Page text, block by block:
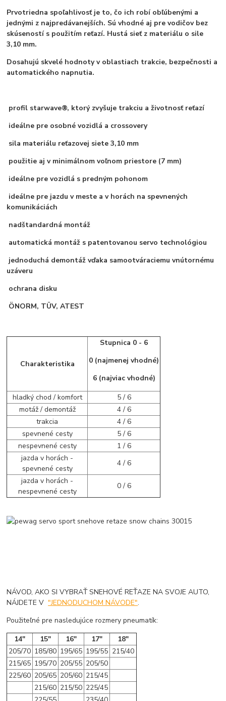
Prvotriedna spoľahlivosť je to, čo ich robí obľúbenými a
jednými z najpredávanejších. Sú vhodné aj pre vodičov bez
skúseností s použitím reťazí. Hustá sieť z materiálu o sile
3,10 mm.
Dosahujú skvelé hodnoty v oblastiach trakcie, bezpečnosti a
automatického napnutia.
profil starwave®, ktorý zvyšuje trakciu a životnosť reťazí
ideálne pre osobné vozidlá a crossovery
sila materiálu reťazovej siete 3,10 mm
použitie aj v minimálnom voľnom priestore (7 mm)
ideálne pre vozidlá s predným pohonom
ideálne pre jazdu v meste a v horách na spevnených
komunikáciách
nadštandardná montáž
automatická montáž s patentovanou servo technológiou
jednoduchá demontáž vďaka samootváraciemu vnútornému
uzáveru
ochrana disku
ÖNORM, TÜV, ATEST
Charakteristika
Stupnica 0 - 6
0 (najmenej vhodné)
6 (najviac vhodné)
hladký chod / komfort
5 / 6
motáž / demontáž
4 / 6
trakcia
4 / 6
spevnené cesty
5 / 6
nespevnené cesty
1 / 6
jazda v horách -
spevnené cesty
4 / 6
jazda v horách -
nespevnené cesty
0 / 6
NÁVOD, AKO SI VYBRAŤ SNEHOVÉ REŤAZE NA SVOJE AUTO,
NÁJDETE V"JEDNODUCHOM NÁVODE".
Použiteľné pre nasledujúce rozmery pneumatík:
14"
15" 16" 17"
18"
205/70 185/80 195/65 195/55 215/40
215/65 195/70 205/55 205/50
225/60 205/65 205/60 215/45
215/60 215/50 225/45